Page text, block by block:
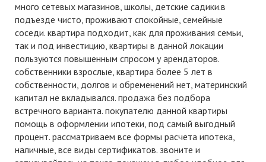
много сетевых магазинов, школы, детские садики.в
подъезде чисто, проживают спокойные, семейные
соседи. квартира подходит, как для проживания семьи,
так и под инвестицию, квартиры в данной локации
пользуются повышенным спросом у арендаторов.
собственники взрослые, квартира более 5 лет в
собственности, долгов и обременений нет, материнский
капитал не вкладывался. продажа без подбора
встречного варианта. покупателю данной квартиры
помощь в оформлении ипотеки, под самый выгодный
процент. рассматриваем все формы расчета ипотека,
наличные, все виды сертификатов. звоните и